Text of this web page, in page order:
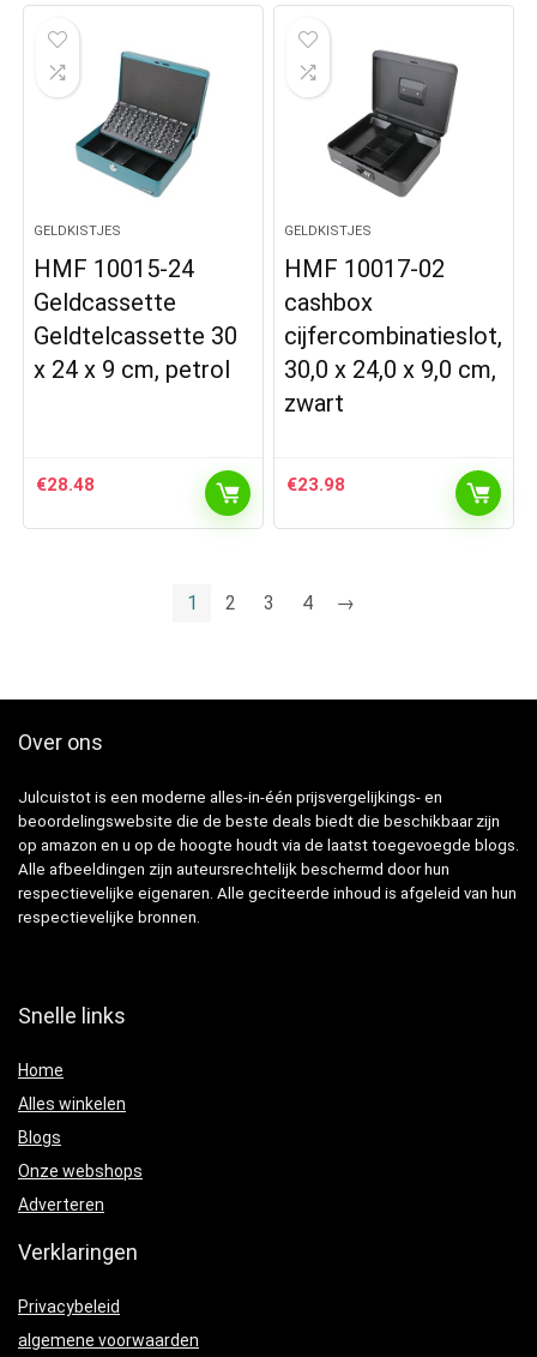
GELDKISTJES
HMF 10015-24
Geldcassette
Geldtelcassette 30
x 24 x 9 cm, petrol
€28.48
GELDKISTJES
HMF 10017-02
cashbox
cijfercombinatieslot,
30,0 x 24,0 x 9,0 cm,
zwart
€23.98
1 2 3 4 →
Over ons
Julcuistot is een moderne alles-in-één prijsvergelijkings- en
beoordelingswebsite die de beste deals biedt die beschikbaar zijn
op amazon en u op de hoogte houdt via de laatst toegevoegde blogs.
Alle afbeeldingen zijn auteursrechtelijk beschermd door hun
respectievelijke eigenaren. Alle geciteerde inhoud is afgeleid van hun
respectievelijke bronnen.
Snelle links
Home
Alles winkelen
Blogs
Onze webshops
Adverteren
Verklaringen
Privacybeleid
algemene voorwaarden